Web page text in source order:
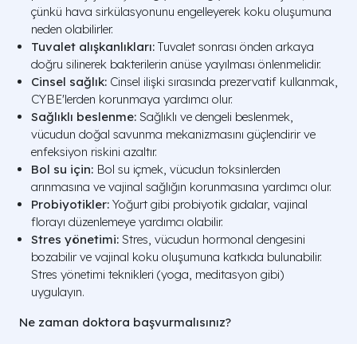
çünkü hava sirkülasyonunu engelleyerek koku oluşumuna
neden olabilirler.
Tuvalet alışkanlıkları: Tuvalet sonrası önden arkaya
doğru silinerek bakterilerin anüse yayılması önlenmelidir.
Cinsel sağlık: Cinsel ilişki sırasında prezervatif kullanmak,
CYBE'lerden korunmaya yardımcı olur.
Sağlıklı beslenme: Sağlıklı ve dengeli beslenmek,
vücudun doğal savunma mekanizmasını güçlendirir ve
enfeksiyon riskini azaltır.
Bol su için: Bol su içmek, vücudun toksinlerden
arınmasına ve vajinal sağlığın korunmasına yardımcı olur.
Probiyotikler: Yoğurt gibi probiyotik gıdalar, vajinal
florayı düzenlemeye yardımcı olabilir.
Stres yönetimi: Stres, vücudun hormonal dengesini
bozabilir ve vajinal koku oluşumuna katkıda bulunabilir.
Stres yönetimi teknikleri (yoga, meditasyon gibi)
uygulayın.
Ne zaman doktora başvurmalısınız?